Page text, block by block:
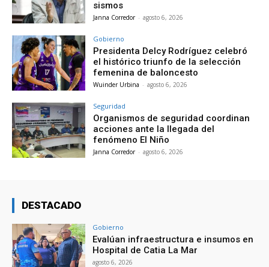
sismos
Janna Corredor - agosto 6, 2026
Gobierno
Presidenta Delcy Rodríguez celebró
el histórico triunfo de la selección
femenina de baloncesto
Wuinder Urbina - agosto 6, 2026
Seguridad
Organismos de seguridad coordinan
acciones ante la llegada del
fenómeno El Niño
Janna Corredor - agosto 6, 2026
DESTACADO
Gobierno
Evalúan infraestructura e insumos en
Hospital de Catia La Mar
agosto 6, 2026